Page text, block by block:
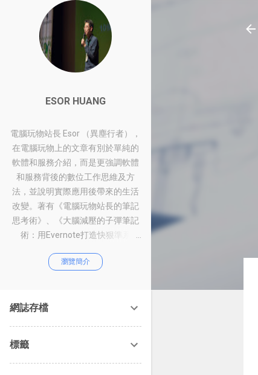
ESOR HUANG
電腦玩物站長 Esor （異塵行者），
在電腦玩物上的文章有別於單純的
軟體和服務介紹，而是更強調軟體
和服務背後的數位工作思維及方
法，並說明實際應用後帶來的生活
改變。著有《電腦玩物站長的筆記
思考術》、《大腦減壓的子彈筆記
術：用Evernote打造快狠準系
作術：從職場到人生的100個聰明
瀏覽簡介
網誌存檔
標籤